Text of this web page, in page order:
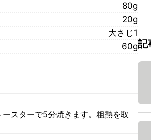
80g
20g
大さじ1
60g
スターで5分焼きます。粗熱を取
記